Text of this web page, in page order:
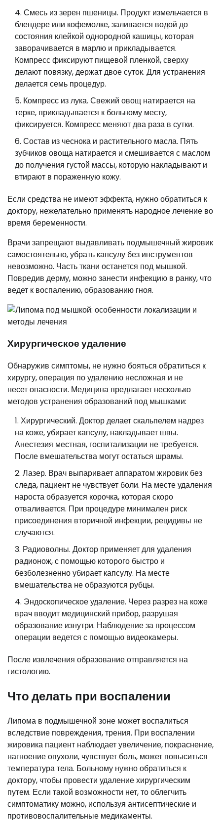
Смесь из зерен пшеницы. Продукт измельчается в
блендере или кофемолке, заливается водой до
состояния клейкой однородной кашицы, которая
заворачивается в марлю и прикладывается.
Компресс фиксируют пищевой пленкой, сверху
делают повязку, держат двое суток. Для устранения
делается семь процедур.
Компресс из лука. Свежий овощ натирается на
терке, прикладывается к больному месту,
фиксируется. Компресс меняют два раза в сутки.
Состав из чеснока и растительного масла. Пять
зубчиков овоща натирается и смешивается с маслом
до получения густой массы, которую накладывают и
втирают в пораженную кожу.
Если средства не имеют эффекта, нужно обратиться к
доктору, нежелательно применять народное лечение во
время беременности.
Врачи запрещают выдавливать подмышечный жировик
самостоятельно, убрать капсулу без инструментов
невозможно. Часть ткани останется под мышкой.
Повредив дерму, можно занести инфекцию в ранку, что
ведет к воспалению, образованию гноя.
Хирургическое удаление
Обнаружив симптомы, не нужно бояться обратиться к
хирургу, операция по удалению несложная и не
несет опасности. Медицина предлагает несколько
методов устранения образований под мышками:
Хирургический. Доктор делает скальпелем надрез
на коже, убирает капсулу, накладывает швы.
Анестезия местная, госпитализации не требуется.
После вмешательства могут остаться шрамы.
Лазер. Врач выпаривает аппаратом жировик без
следа, пациент не чувствует боли. На месте удаления
нароста образуется корочка, которая скоро
отваливается. При процедуре минимален риск
присоединения вторичной инфекции, рецидивы не
случаются.
Радиоволны. Доктор применяет для удаления
радионож, с помощью которого быстро и
безболезненно убирает капсулу. На месте
вмешательства не образуются рубцы.
Эндоскопическое удаление. Через разрез на коже
врач вводит медицинский прибор, разрушая
образование изнутри. Наблюдение за процессом
операции ведется с помощью видеокамеры.
После извлечения образование отправляется на
гистологию.
Что делать при воспалении
Липома в подмышечной зоне может воспалиться
вследствие повреждения, трения. При воспалении
жировика пациент наблюдает увеличение, покраснение,
нагноение опухоли, чувствует боль, может повыситься
температура тела. Больному нужно обратиться к
доктору, чтобы провести удаление хирургическим
путем. Если такой возможности нет, то облегчить
симптоматику можно, используя антисептические и
противовоспалительные медикаменты.